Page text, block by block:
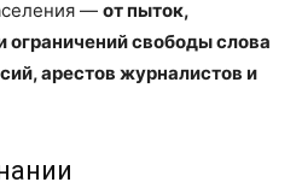
— от пыток,
ограничений свободы слова
арестов журналистов и